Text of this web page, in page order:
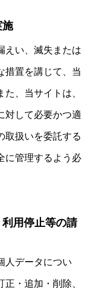
施
えい、滅失または
措置を講じて、当
、当サイトは、
対して必要かつ適
取扱いを委託する
に管理するよう必
用停止等の請
人データについ
・追加・削除、